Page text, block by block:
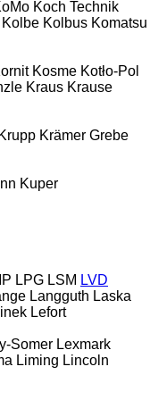
Koch Technik
Kolbe Kolbus Komatsu
Kosme Kotło-Pol
Kraus Krause
Krupp Krämer Grebe
Kuper
LPG LSM LVD
Langguth Laska
Lefort
Somer Lexmark
Liming Lincoln